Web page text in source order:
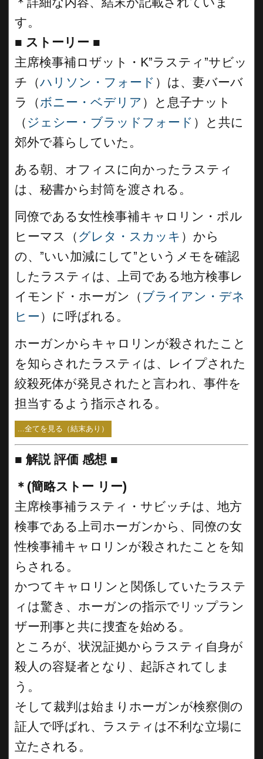
す。
■ ストーリー ■
主席検事補ロザット・K”ラスティ”サビッ
チ（ハリソン・フォード ）は、妻バーバ
ラ（ボニー・ベデリア ）と息子ナット
（ ジェシー・ブラッドフォード ）と共に
郊外で暮らしていた。
ある朝、オフィスに向かったラスティ
は、秘書から封筒を渡される。
同僚である女性検事補キャロリン・ポル
ヒーマス（ グレタ・スカッキ ）から
の、”いい加減にして”というメモを確認
したラスティは、上司である地方検事レ
イモンド・ホーガン（ ブライアン・デネ
ヒー）に呼ばれる。
ホーガンからキャロリンが殺されたこと
を知らされたラスティは、レイプされた
絞殺死体が発見されたと言われ、事件を
担当するよう指示される。
...全てを見る（結末あり）
■ 解説 評価 感想 ■
＊(簡略ストー リー)
主席検事補ラスティ・サビッチは、地方
検事である上司ホーガンから、同僚の女
性検事補キャロリンが殺されたことを知
らされる。
かつてキャロリンと関係していたラステ
ィは驚き、ホーガンの指示でリップラン
ザー刑事と共に捜査を始める。
ところが、状況証拠からラスティ自身が
殺人の容疑者となり、起訴されてしま
う。
そして裁判は始まりホーガンが検察側の
証人で呼ばれ、ラスティは不利な立場に
立たされる。